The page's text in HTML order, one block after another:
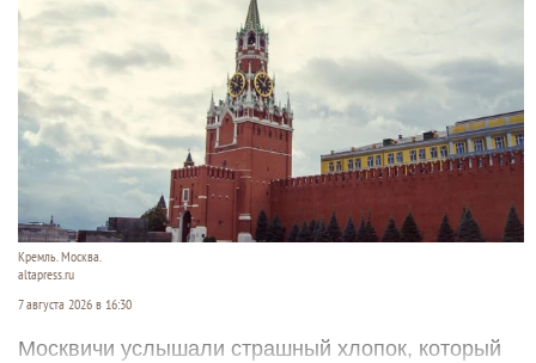
Кремль. Москва.
altapress.ru
7 августа 2026 в 16:30
Москвичи услышали страшный хлопок, который